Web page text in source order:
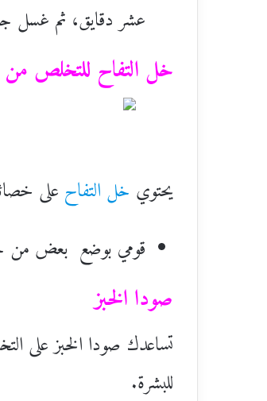
عشر دقايق، ثم غسل
خل التفاح للتخلص من
يحتوي خل التفاح على
قومي بوضع بعض من خل
صودا الخبز
تساعدك صودا الخبز على
للبشرة.